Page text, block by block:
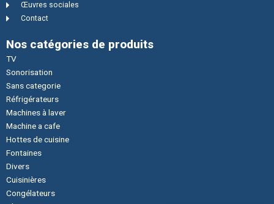
Œuvres sociales
Contact
Nos catégories de produits
TV
Sonorisation
Sans categorie
Réfrigérateurs
Machines à laver
Machine a cafe
Hottes de cuisine
Fontaines
Divers
Cuisinières
Congélateurs